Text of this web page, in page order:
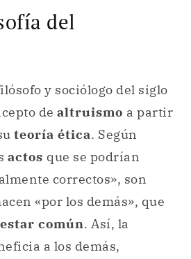
del
y sociólogo del siglo
de altruismo a partir
teoría ética. Según
actos que se podrían
correctos», son
«por los demás», que
común. Así, la
a los demás,